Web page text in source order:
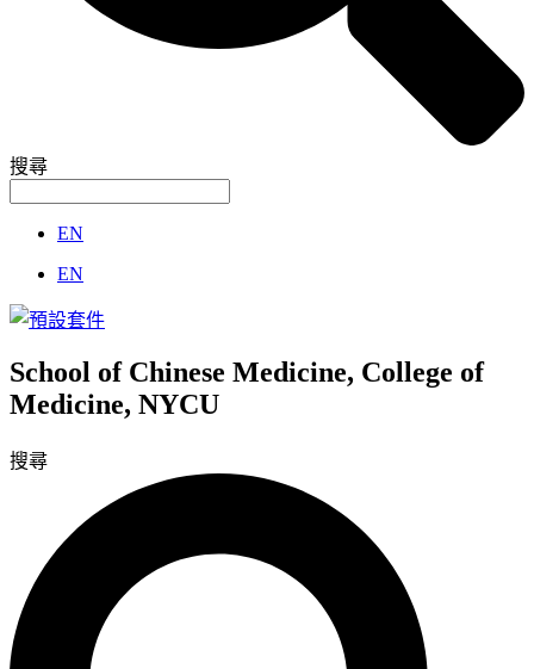
搜尋
EN
EN
School of Chinese Medicine, College of
Medicine, NYCU
搜尋